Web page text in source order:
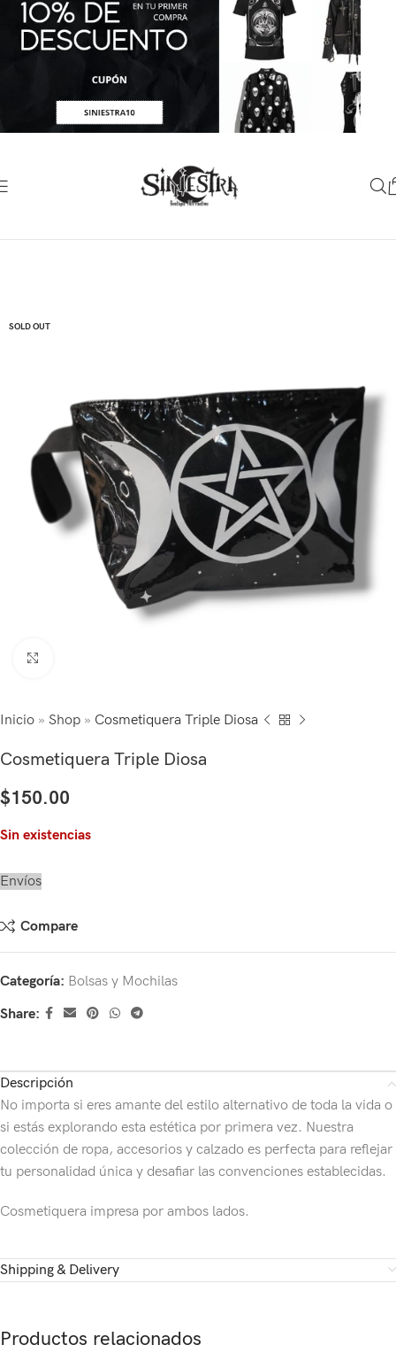
SOLD OUT
Inicio » Shop » Cosmetiquera Triple Diosa
Cosmetiquera Triple Diosa
$150.00
Sin existencias
Envíos
Compare
Categoría: Bolsas y Mochilas
Share:
Descripción
No importa si eres amante del estilo alternativo de toda la vida o
si estás explorando esta estética por primera vez. Nuestra
colección de ropa, accesorios y calzado es perfecta para reflejar
tu personalidad única y desafiar las convenciones establecidas.
Cosmetiquera impresa por ambos lados.
Shipping & Delivery
Productos relacionados